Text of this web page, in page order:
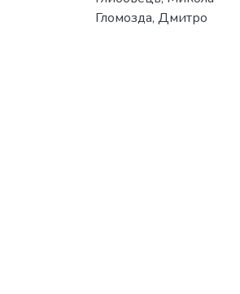
Гломозда, Дмитро